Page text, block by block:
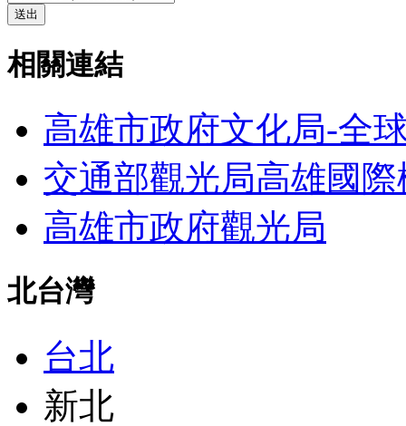
送出
相關連結
高雄市政府文化局-全
交通部觀光局高雄國
高雄市政府觀光局
北台灣
台北
新北